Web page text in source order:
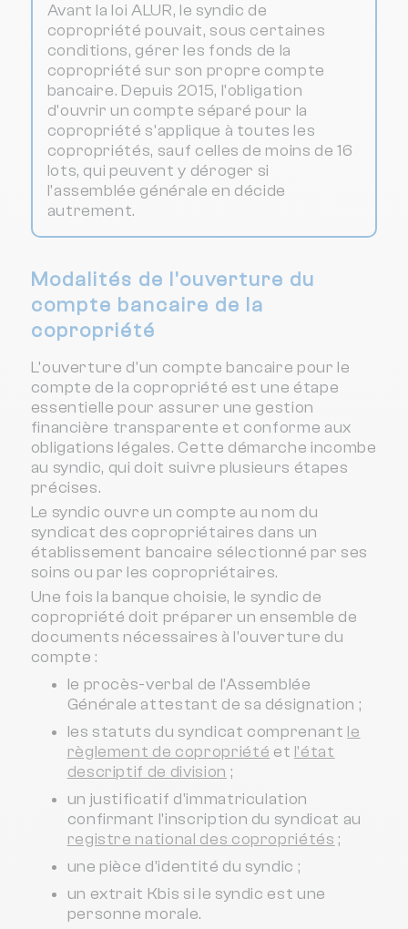
Avant la loi ALUR, le syndic de
copropriété pouvait, sous certaines
conditions, gérer les fonds de la
copropriété sur son propre compte
bancaire. Depuis 2015, l'obligation
d'ouvrir un compte séparé pour la
copropriété s'applique à toutes les
copropriétés, sauf celles de moins de 16
lots, qui peuvent y déroger si
l'assemblée générale en décide
autrement.
Modalités de l'ouverture du
compte bancaire de la
copropriété
L'ouverture d'un compte bancaire pour le
compte de la copropriété est une étape
essentielle pour assurer une gestion
financière transparente et conforme aux
obligations légales. Cette démarche incombe
au syndic, qui doit suivre plusieurs étapes
précises.
Le syndic ouvre un compte au nom du
syndicat des copropriétaires dans un
établissement bancaire sélectionné par ses
soins ou par les copropriétaires.
Une fois la banque choisie, le syndic de
copropriété doit préparer un ensemble de
documents nécessaires à l'ouverture du
compte :
le procès-verbal de l'Assemblée
Générale attestant de sa désignation ;
les statuts du syndicat comprenant le
règlement de copropriété et l'état
descriptif de division ;
un justificatif d'immatriculation
confirmant l'inscription du syndicat au
registre national des copropriétés ;
une pièce d'identité du syndic ;
un extrait Kbis si le syndic est une
personne morale.